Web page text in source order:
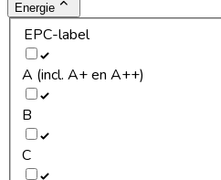
Energie
EPC-label
A (incl. A+ en A++)
B
C